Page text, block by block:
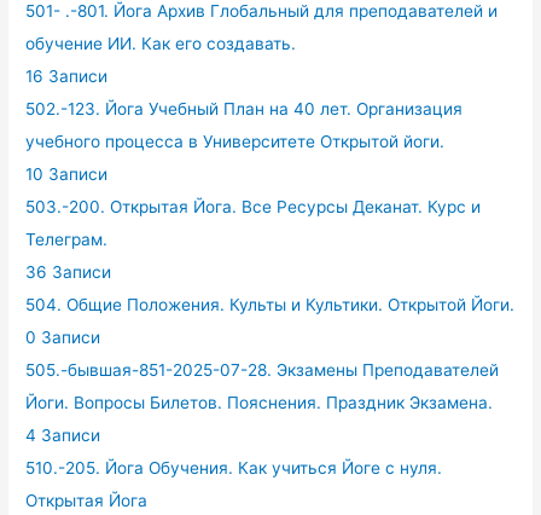
501- .-801. Йога Архив Глобальный для преподавателей и
обучение ИИ. Как его создавать.
16 Записи
502.-123. Йога Учебный План на 40 лет. Организация
учебного процесса в Университете Открытой йоги.
10 Записи
503.-200. Открытая Йога. Все Ресурсы Деканат. Курс и
Телеграм.
36 Записи
504. Общие Положения. Культы и Культики. Открытой Йоги.
0 Записи
505.-бывшая-851-2025-07-28. Экзамены Преподавателей
Йоги. Вопросы Билетов. Пояснения. Праздник Экзамена.
4 Записи
510.-205. Йога Обучения. Как учиться Йоге с нуля.
Открытая Йога